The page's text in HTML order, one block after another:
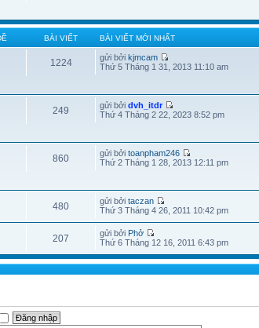
BÀI VIẾT BÀI VIẾT MỚI NHẤT
1224 gửi bởikjmcam
Thứ 5 Tháng 1 31, 2013 11:10 am
249 gửi bởidvh_itdr
Thứ 4 Tháng 2 22, 2023 8:52 pm
860 gửi bởitoanpham246
Thứ 2 Tháng 1 28, 2013 12:11 pm
480 gửi bởitaczan
Thứ 3 Tháng 4 26, 2011 10:42 pm
207 gửi bởi Phở
Thứ 6 Tháng 12 16, 2011 6:43 pm